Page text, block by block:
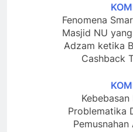
Fenomena
Masjid NU
Adzam ketika
Cashback
Problematika
Pemusnahan